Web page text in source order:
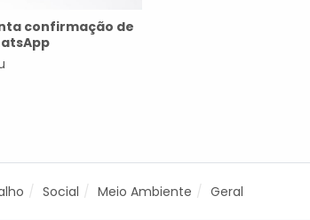
confirmação de
Social Meio Ambiente Geral